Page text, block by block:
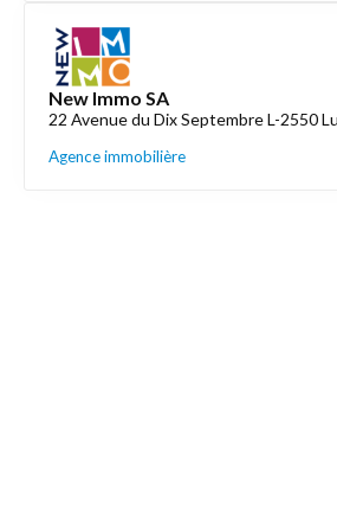
New Immo SA
22 Avenue du Dix Septembre L-2550
Agence immobilière